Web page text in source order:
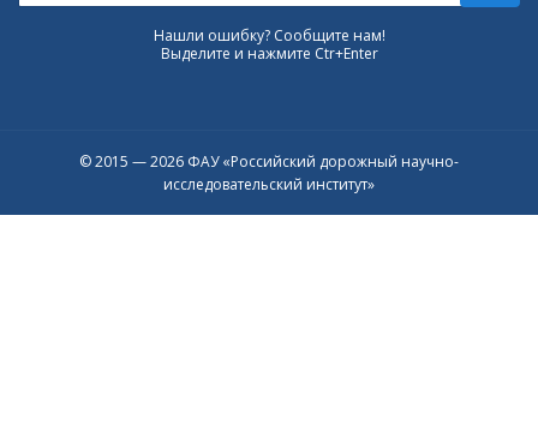
Нашли ошибку? Сообщите нам!
Выделите и нажмите Ctr+Enter
© 2015 — 2026 ФАУ «Российский дорожный научно-
исследовательский институт»